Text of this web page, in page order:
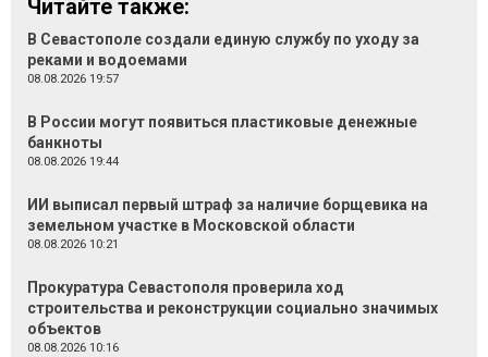
Читайте также:
В Севастополе создали единую службу по уходу за
реками и водоемами
08.08.2026 19:57
В России могут появиться пластиковые денежные
банкноты
08.08.2026 19:44
ИИ выписал первый штраф за наличие борщевика на
земельном участке в Московской области
08.08.2026 10:21
Прокуратура Севастополя проверила ход
строительства и реконструкции социально значимых
объектов
08.08.2026 10:16